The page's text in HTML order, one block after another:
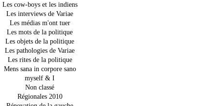
Les cow-boys et les indiens
Les interviews de Variae
Les médias m'ont tuer
Les mots de la politique
Les objets de la politique
Les pathologies de Variae
Les rites de la politique
Mens sana in corpore sano
myself & I
Non classé
Régionales 2010